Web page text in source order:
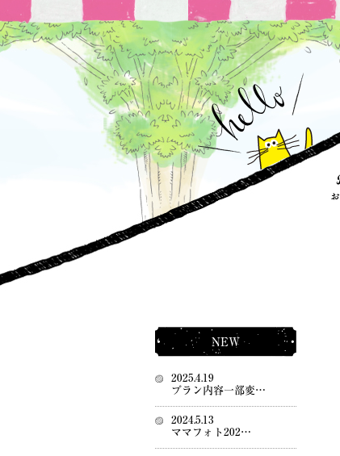
NEW
2025.4.19
プラン内容一部変…
2024.5.13
ママフォト202…